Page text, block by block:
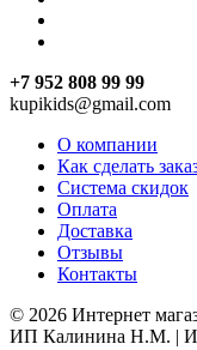
+7 952 808 99 99
kupikids@gmail.com
О компании
Как сделать
Система скидок
Оплата
Доставка
Отзывы
Контакты
© 2026 Интернет
ИП Калинина Н.М. |